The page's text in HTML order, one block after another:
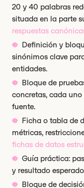
20 y 40 palabras
situada en la parte
respuestas
Definición y
sinónimos clave
entidades.
Bloque de
concretas, cada
fuente.
Ficha o tabla de
métricas,
fichas de datos
Guía práctica:
y resultado
Bloque de